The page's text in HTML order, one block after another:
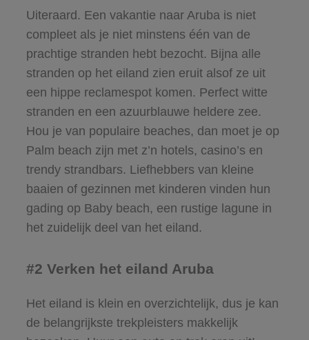
Uiteraard. Een vakantie naar Aruba is niet
compleet als je niet minstens één van de
prachtige stranden hebt bezocht. Bijna alle
stranden op het eiland zien eruit alsof ze uit
een hippe reclamespot komen. Perfect witte
stranden en een azuurblauwe heldere zee.
Hou je van populaire beaches, dan moet je op
Palm beach zijn met z’n hotels, casino’s en
trendy strandbars. Liefhebbers van kleine
baaien of gezinnen met kinderen vinden hun
gading op Baby beach, een rustige lagune in
het zuidelijk deel van het eiland.
#2 Verken het eiland Aruba
Het eiland is klein en overzichtelijk, dus je kan
de belangrijkste trekpleisters makkelijk